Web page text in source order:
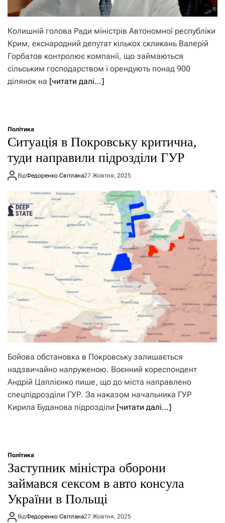
Колишній голова Ради міністрів Автономної республіки
Крим, екснародний депутат кількох скликань Валерій
Горбатов контролює компанії, що займаються
сільським господарством і орендують понад 900
ділянок на [читати далі…]
Політика
Ситуація в Покровську критична,
туди направили підрозділи ГУР
ВідФедоренко Світлана27 Жовтня, 2025
Бойова обстановка в Покровську залишається
надзвичайно напруженою. Воєнний кореспондент
Андрій Цаплієнко пише, що до міста направлено
спецпідрозділи ГУР. За наказом начальника ГУР
Кирила Буданова підрозділи [читати далі…]
Політика
Заступник міністра оборони
займався сексом в авто консула
України в Польщі
ВідФедоренко Світлана27 Жовтня, 2025